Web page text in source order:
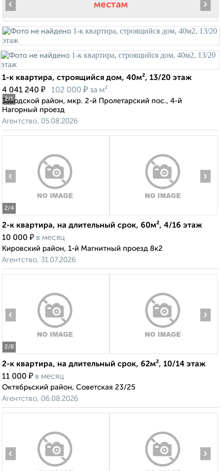
местам
2/1
‹ ›
1-к квартира, строящийся дом, 40м², 13/20 этаж
4 041 240 ₽ 102 000 ₽ за м²
Заводской район, мкр. 2-й Пролетарский пос., 4-й
Нагорный проезд
Агентство, 05.08.2026
2/4
‹ ›
2-к квартира, на длительный срок, 60м², 4/16 этаж
10 000 ₽ в месяц
Кировский район, 1-й Магнитный проезд 8к2
Агентство, 31.07.2026
2/8
‹ ›
2-к квартира, на длительный срок, 62м², 10/14 этаж
11 000 ₽ в месяц
Октябрьский район, Советская 23/25
Агентство, 06.08.2026
‹ ›